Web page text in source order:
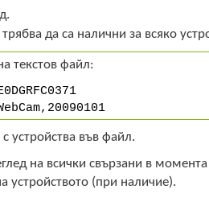
трябва да са налични за всяко
текстов файл:
устройства във файл.
на всички свързани в
устройството (при наличие).